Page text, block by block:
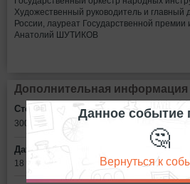
Художественный руководитель и главный
России, лауреат Государственной
Анатолий ШУТИКОВ
Дополнительная информация
Стоимость билетов:
300 - 1000 рублей
Дата:
18 февраля в 18:00
Данное событие
🤔
Вернуться к